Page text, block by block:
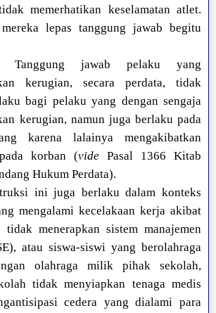
memerhatikan keselamatan atlet.
lepas tanggung jawab begitu
Tanggung jawab pelaku yang
kerugian, secara perdata, tidak
bagi pelaku yang dengan sengaja
kerugian, namun juga berlaku pada
karena lalainya mengakibatkan
korban (videPasal 1366 Kitab
Hukum Perdata).
ini juga berlaku dalam konteks
mengalami kecelakaan kerja akibat
tidak menerapkan sistem manajemen
atau siswa-siswi yang berolahraga
olahraga milik pihak sekolah,
tidak menyiapkan tenaga medis
cedera yang dialami para